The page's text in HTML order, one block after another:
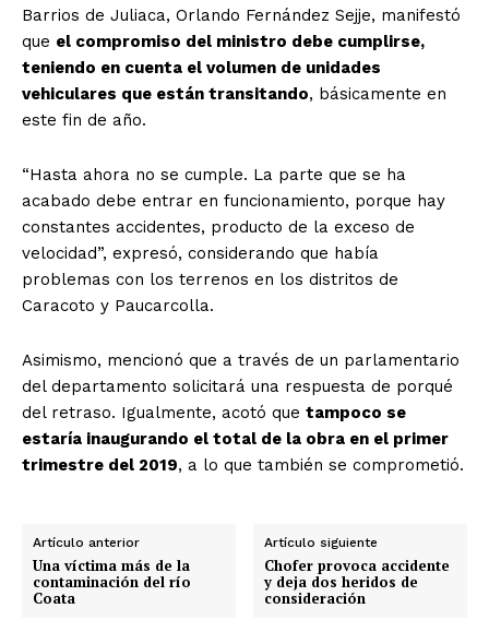
Barrios de Juliaca, Orlando Fernández Sejje, manifestó
que el compromiso del ministro debe cumplirse,
teniendo en cuenta el volumen de unidades
vehiculares que están transitando, básicamente en
este fin de año.
“Hasta ahora no se cumple. La parte que se ha
acabado debe entrar en funcionamiento, porque hay
constantes accidentes, producto de la exceso de
velocidad”, expresó, considerando que había
problemas con los terrenos en los distritos de
Caracoto y Paucarcolla.
Asimismo, mencionó que a través de un parlamentario
del departamento solicitará una respuesta de porqué
del retraso. Igualmente, acotó que tampoco se
estaría inaugurando el total de la obra en el primer
trimestre del 2019, a lo que también se comprometió.
Artículo anterior
Una víctima más de la
contaminación del río
Coata
Artículo siguiente
Chofer provoca accidente
y deja dos heridos de
consideración